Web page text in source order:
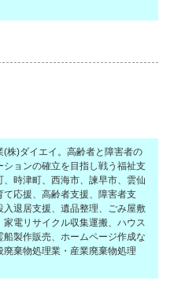
株)ダイエイ。高齢者と障害者の
ョンの確立を目指し戦う福祉支
時津町、西海市、諫早市、雲仙
応援、高齢者支援、障害者支
退居支援、遺品整理、ごみ屋敷
電リサイクル収集運搬、ハウス
製作販売、ホームページ作成な
棄物処理業・産業廃棄物処理